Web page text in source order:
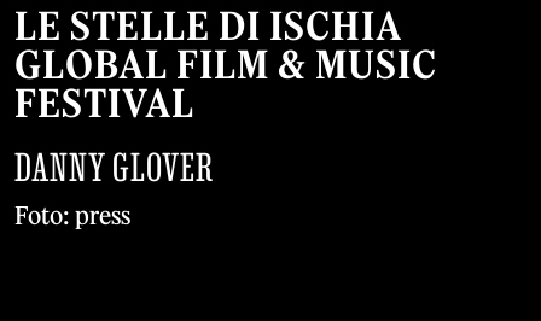
LE STELLE DI ISCHIA
GLOBAL FILM & MUSIC
FESTIVAL
DANNY GLOVER
Foto: press